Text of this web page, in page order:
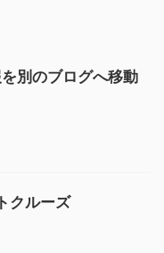
別のブログへ移動
クルーズ